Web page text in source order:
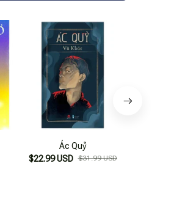
Ác Quỷ
$22.99 USD $31.99 USD